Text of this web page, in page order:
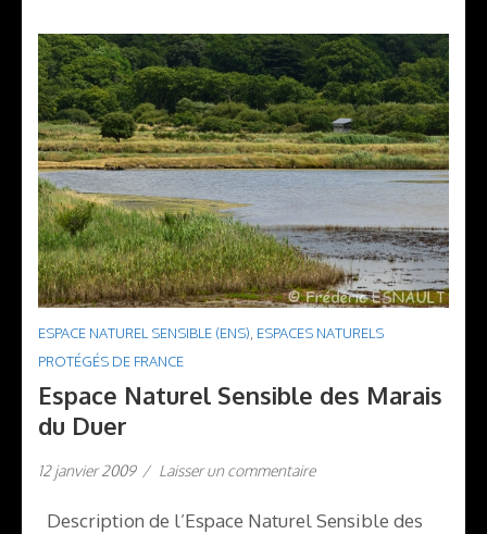
ESPACE NATUREL SENSIBLE (ENS) ESPACES NATURELS
PROTÉGÉS DE FRANCE
Espace Naturel Sensible des Marais
du Duer
12 janvier 2009 / Laisser un commentaire
Description de l’Espace Naturel Sensible des